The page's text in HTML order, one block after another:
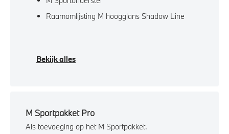
Raamomlijsting M hoogglans Shadow Line
Bekijk alles
M Sportpakket Pro
Als toevoeging op het M Sportpakket.